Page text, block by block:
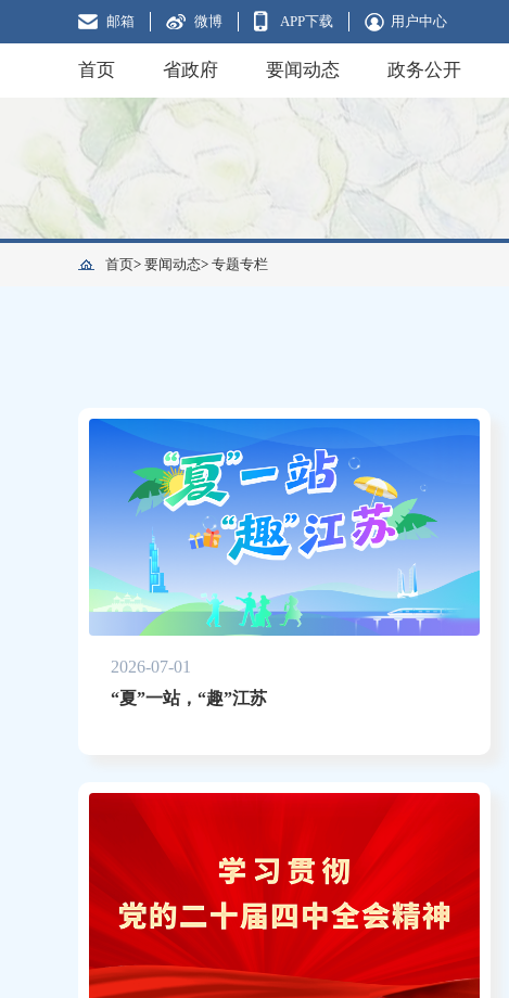
邮箱 微博 APP下载 用户中心
首页 省政府 要闻动态 政务公开
首页> 要闻动态> 专题专栏
2026-07-01
“夏”一站，“趣”江苏